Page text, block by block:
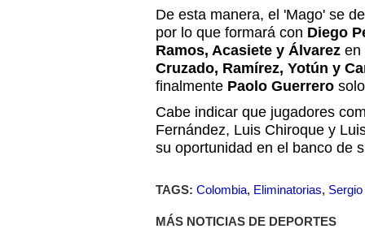
De esta manera, el 'Mago' se
por lo que formará con Diego
Ramos, Acasiete y Álvarez en
Cruzado, Ramírez, Yotún y
finalmente Paolo Guerrero
Cabe indicar que jugadores
Fernández, Luis Chiroque y
su oportunidad en el banco de
TAGS: Colombia, Eliminatorias,
MÁS NOTICIAS DE DEPORTES